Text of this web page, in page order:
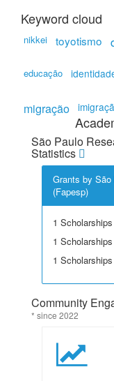
Keyword cloud
nikkei toyotismo
educação
migração
São Paulo
Statistics
Grants by
(Fapesp)
1
1
1
Community
* since 2022